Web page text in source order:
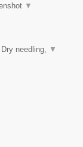
▼
needling, ▼